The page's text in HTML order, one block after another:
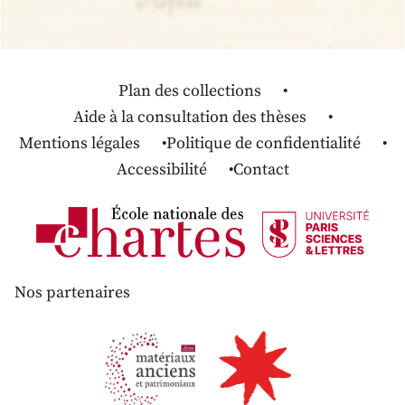
Plan des collections
Aide à la consultation des thèses
Mentions légales
Politique de confidentialité
Accessibilité
Contact
Nos partenaires